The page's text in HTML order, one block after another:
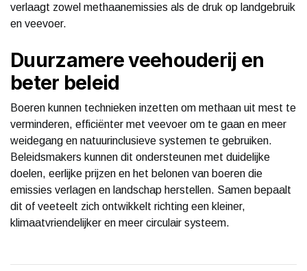
verlaagt zowel methaanemissies als de druk op landgebruik
en veevoer.
Duurzamere veehouderij en
beter beleid
Boeren kunnen technieken inzetten om methaan uit mest te
verminderen, efficiënter met veevoer om te gaan en meer
weidegang en natuurinclusieve systemen te gebruiken.
Beleidsmakers kunnen dit ondersteunen met duidelijke
doelen, eerlijke prijzen en het belonen van boeren die
emissies verlagen en landschap herstellen. Samen bepaalt
dit of veeteelt zich ontwikkelt richting een kleiner,
klimaatvriendelijker en meer circulair systeem.